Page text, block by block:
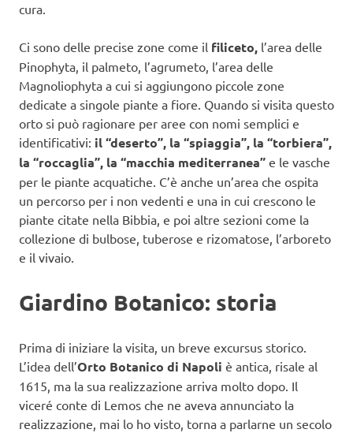
cura.
Ci sono delle precise zone come il filiceto, l’area delle
Pinophyta, il palmeto, l’agrumeto, l’area delle
Magnoliophyta a cui si aggiungono piccole zone
dedicate a singole piante a fiore. Quando si visita questo
orto si può ragionare per aree con nomi semplici e
identificativi: il “deserto”, la “spiaggia”, la “torbiera”,
la “roccaglia”, la “macchia mediterranea” e le vasche
per le piante acquatiche. C’è anche un’area che ospita
un percorso per i non vedenti e una in cui crescono le
piante citate nella Bibbia, e poi altre sezioni come la
collezione di bulbose, tuberose e rizomatose, l’arboreto
e il vivaio.
Giardino Botanico: storia
Prima di iniziare la visita, un breve excursus storico.
L’idea dell’Orto Botanico di Napoli è antica, risale al
1615, ma la sua realizzazione arriva molto dopo. Il
viceré conte di Lemos che ne aveva annunciato la
realizzazione, mai lo ho visto, torna a parlarne un secolo